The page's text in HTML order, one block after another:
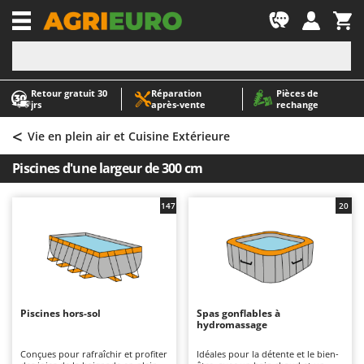
Retour gratuit 30
jrs
Réparation
après‑vente
Pièces de
rechange
-1
A
Abris de jardin
Accessoires pour tracteurs tondeuses autoportés
Aérateurs Scarificateurs pour gazon
Arracheuses de pommes de terre pour tracteur
Aspirateurs - Balais Électriques
Aspirateurs à cendres
Aspirateurs à feuilles sur roues
Aspirateurs de piscine
Atomiseurs agricoles pour tracteurs
Atomiseurs pour traitements
A
AgriEuro Premium
AgriEuro TOP-LINE
AGT
Airmec
AL-KO
ALA 2000
Ama
< Vie en plein air et Cuisine Extérieure
Piscines d'une largeur de 300 cm
Piscines hors-sol
Conçues pour rafraîchir et profiter
147
Spas gonflables à
hydromassage
Idéales pour la détente et le bien-
20